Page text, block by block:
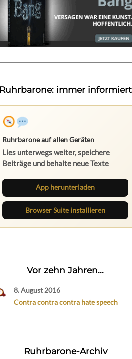
Ruhrbarone: immer informiert
Ruhrbarone auf allen Geräten
Lies unterwegs weiter, speichere
Beiträge und behalte neue Texte
App herunterladen
Browser Suite installieren
Vor zehn Jahren...
8. August 2016
Contra contra contra hate speech
Ruhrbarone-Archiv